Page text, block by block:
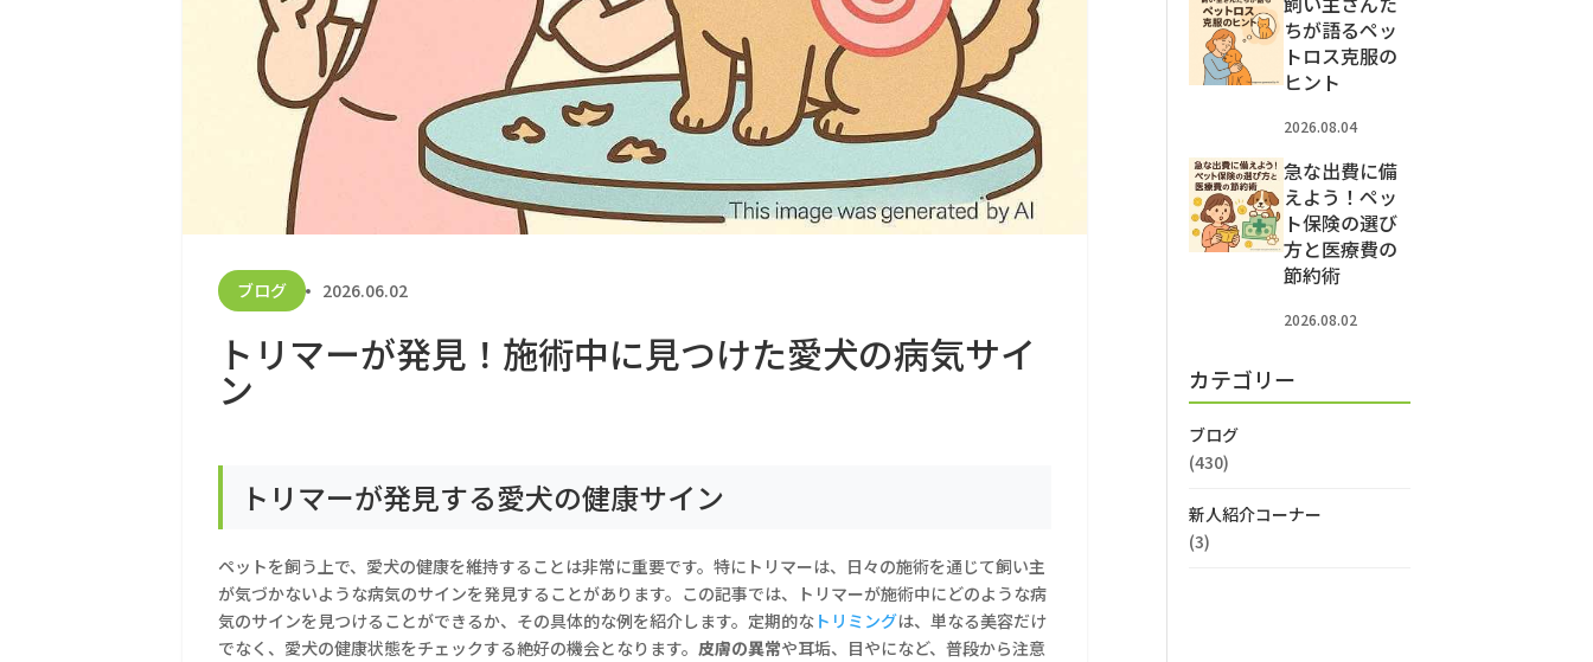
ブログ 2026.06.02
トリマーが発見！施術中に見つけた愛犬の病気サイ
ン
トリマーが発見する愛犬の健康サイン
ペットを飼う上で、愛犬の健康を維持することは非常に重要です。特にトリマーは、日々の施術を通じて飼い主
が気づかないような病気のサインを発見することがあります。この記事では、トリマーが施術中にどのような病
気のサインを見つけることができるか、その具体的な例を紹介します。定期的な トリミングは、単なる美容だけ
でなく、愛犬の健康状態をチェックする絶好の機会となります。皮膚の異常や耳垢、目やになど、普段から注意
ちが語るペッ
トロス克服の
ヒント
2026.08.04
急な出費に備
えよう！ペッ
ト保険の選び
方と医療費の
節約術
2026.08.02
カテゴリー
ブログ
(430)
新人紹介コーナー
(3)